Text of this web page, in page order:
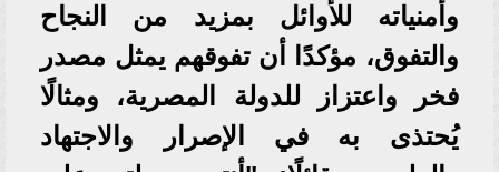
وأمنياته للأوائل بمزيد من النجاح
والتفوق، مؤكدًا أن تفوقهم يمثل مصدر
فخر واعتزاز للدولة المصرية، ومثالًا
يُحتذى به في الإصرار والاجتهاد